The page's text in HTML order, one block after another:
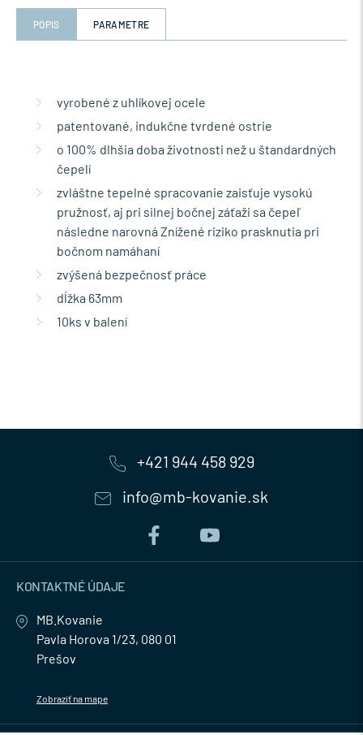
POPIS PARAMETRE
vyrobené z uhlíkovej ocele
patentované, indukčne tvrdené ostrie
o 100% dlhšia doba životnosti než u štandardných
čepelí
zvláštne tepelné spracovanie zaisťuje vysokú
pružnosť, aj pri silnej bočnej záťaži sa čepeľ
následne narovná Znížené riziko prasknutia pri
bočnom namáhaní
zvýšená bezpečnosť práce
dĺžka 63mm
10ks v balení
+421 944 458 929
info@mb-kovanie.sk
KONTAKTNÉ ÚDAJE
MB.Kovanie
Pavla Horova 1/23, 080 01
Prešov
Zobraziť na mape